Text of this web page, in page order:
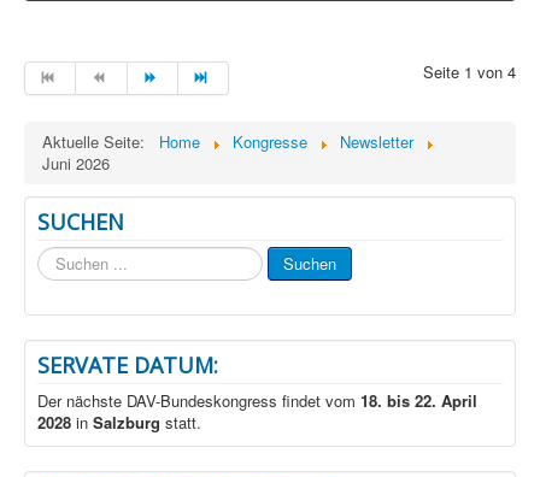
Seite 1 von 4
Aktuelle Seite: Home Kongresse
Newsletter
Juni 2026
SUCHEN
Suchen
...
Suchen
SERVATE DATUM:
Der nächste DAV-Bundeskongress findet vom 18. bis 22. April
2028 in Salzburg statt.